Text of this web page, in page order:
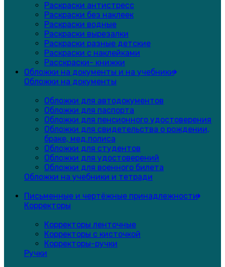
Раскраски антистресс
Раскраски без наклеек
Раскраски водные
Раскраски вырезалки
Раскраски разные детские
Раскраски с наклейками
Расскраски- книжки
Обложки на документы и на учебники
Обложки на документы
Обложки для автодокументов
Обложки для паспорта
Обложки для пенсионного удостоверения
Обложки для свидетельства о рождении,
браке, мед.полиса
Обложки для студентов
Обложки для удостоверений
Обложки для военного билета
Обложки на учебники и тетради
Письменные и чертёжные принадлежности
Корректоры
Корректоры ленточные
Корректоры с кисточкой
Корректоры-ручки
Ручки